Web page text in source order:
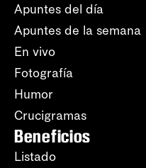
Apuntes del día
Apuntes de la semana
En vivo
Fotografía
Humor
Crucigramas
Beneficios
Listado